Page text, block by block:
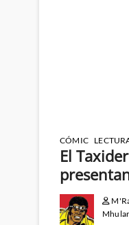
CÓMIC
El